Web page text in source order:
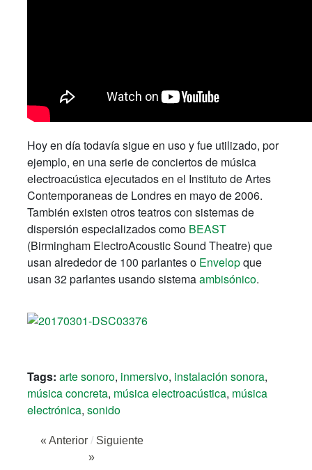
Hoy en día todavía sigue en uso y fue utilizado, por
ejemplo, en una serie de conciertos de música
electroacústica ejecutados en el Instituto de Artes
Contemporaneas de Londres en mayo de 2006.
También existen otros teatros con sistemas de
dispersión especializados como BEAST
(Birmingham ElectroAcoustic Sound Theatre) que
usan alrededor de 100 parlantes o Envelopque
usan 32 parlantes usando sistemaambisónico.
Tags: arte sonoro, inmersivo, instalación sonora,
música concreta, música electroacústica, música
electrónica, sonido
« Anterior / Siguiente
»